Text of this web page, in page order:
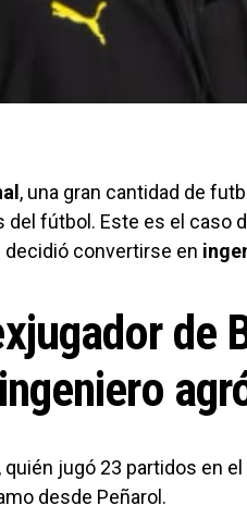
, una gran cantidad de
del fútbol. Este es el caso
convertirse en
de
, quién jugó 23 partidos en
desde Peñarol.